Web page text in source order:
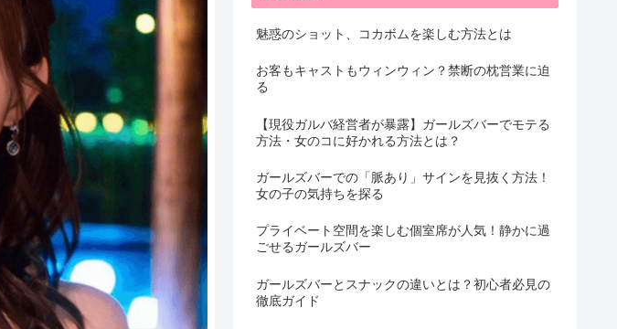
魅惑のショット、コカボムを楽しむ方法とは
お客もキャストもウィンウィン？禁断の枕営業に迫
る
【現役ガルバ経営者が暴露】ガールズバーでモテる
方法・女のコに好かれる方法とは？
ガールズバーでの「脈あり」サインを見抜く方法！
女の子の気持ちを探る
プライベート空間を楽しむ個室席が人気！静かに過
ごせるガールズバー
ガールズバーとスナックの違いとは？初心者必見の
徹底ガイド